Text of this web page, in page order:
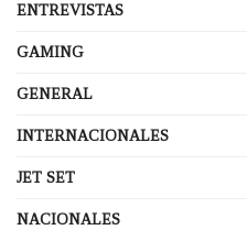
ENTREVISTAS
GAMING
GENERAL
INTERNACIONALES
JET SET
NACIONALES